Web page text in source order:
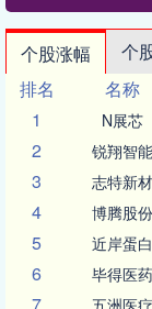
个股涨幅 个
排名
名称
1
N展芯
2 锐翔智能
3 志特新材
4 博腾股份
5 近岸蛋白
6 毕得医药